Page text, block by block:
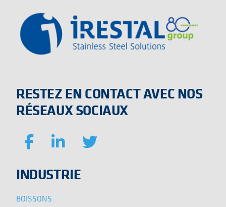
RESTEZ EN CONTACT AVEC NOS
RÉSEAUX SOCIAUX
INDUSTRIE
BOISSONS